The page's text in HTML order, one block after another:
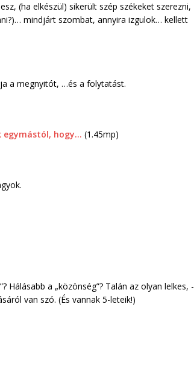
(ha elkészül) sikerült szép székeket szerezni,
mindjárt szombat, annyira izgulok… kellett
a megnyitót, …és a folytatást.
egymástól, hogy… (1.45mp)
Hálásabb a „közönség”? Talán az olyan lelkes, -
van szó. (És vannak 5-leteik!)